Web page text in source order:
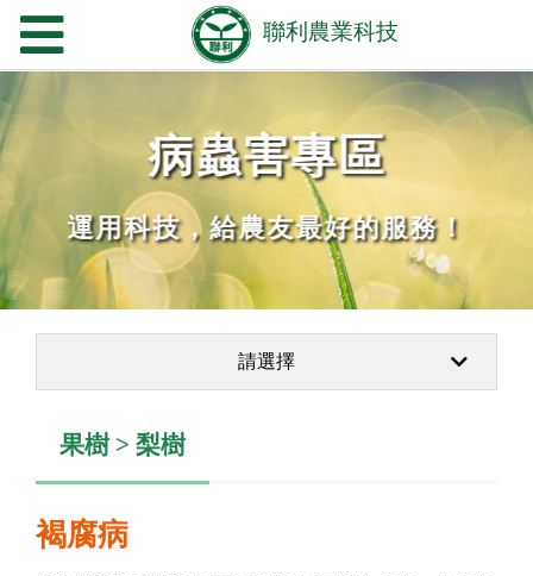
病蟲害專區
運用科技，給農友最好的服務！
請選擇
果樹 > 梨樹
褐腐病